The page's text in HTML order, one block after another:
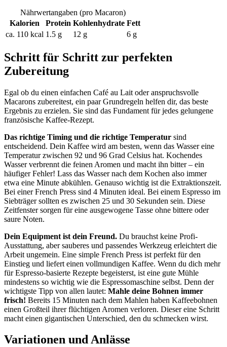
Nährwertangaben (pro Macaron)
Kalorien
Protein Kohlenhydrate Fett
ca. 110 kcal 1.5 g 12 g 6 g
Schritt für Schritt zur perfekten
Zubereitung
Egal ob du einen einfachen Café au Lait oder anspruchsvolle
Macarons zubereitest, ein paar Grundregeln helfen dir, das beste
Ergebnis zu erzielen. Sie sind das Fundament für jedes gelungene
französische Kaffee-Rezept.
Das richtige Timing und die richtige Temperatur sind
entscheidend. Dein Kaffee wird am besten, wenn das Wasser eine
Temperatur zwischen 92 und 96 Grad Celsius hat. Kochendes
Wasser verbrennt die feinen Aromen und macht ihn bitter – ein
häufiger Fehler! Lass das Wasser nach dem Kochen also immer
etwa eine Minute abkühlen. Genauso wichtig ist die Extraktionszeit.
Bei einer French Press sind 4 Minuten ideal. Bei einem Espresso im
Siebträger sollten es zwischen 25 und 30 Sekunden sein. Diese
Zeitfenster sorgen für eine ausgewogene Tasse ohne bittere oder
saure Noten.
Dein Equipment ist dein Freund. Du brauchst keine Profi-
Ausstattung, aber sauberes und passendes Werkzeug erleichtert die
Arbeit ungemein. Eine simple French Press ist perfekt für den
Einstieg und liefert einen vollmundigen Kaffee. Wenn du dich mehr
für Espresso-basierte Rezepte begeisterst, ist eine gute Mühle
mindestens so wichtig wie die Espressomaschine selbst. Denn der
wichtigste Tipp von allen lautet: Mahle deine Bohnen immer
frisch! Bereits 15 Minuten nach dem Mahlen haben Kaffeebohnen
einen Großteil ihrer flüchtigen Aromen verloren. Dieser eine Schritt
macht einen gigantischen Unterschied, den du schmecken wirst.
Variationen und Anlässe